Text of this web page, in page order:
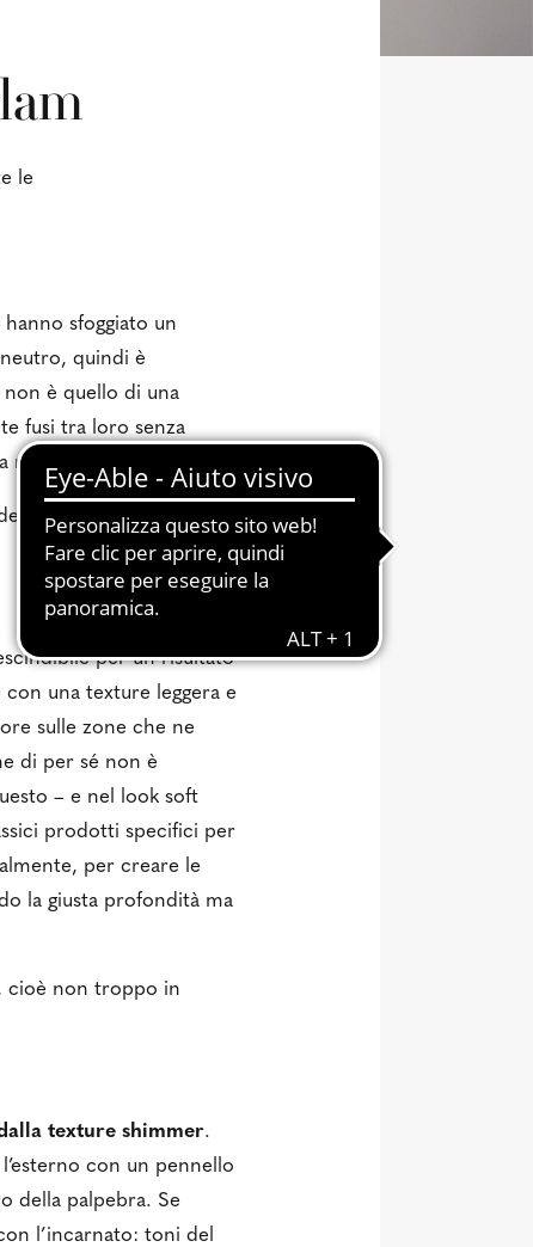
le
sfoggiato un
neutro, quindi è
è quello di una
fusi tra loro senza
non si vede).
per gradi e
per un risultato
una texture leggera e
sulle zone che ne
di per sé non è
– e nel look soft
prodotti specifici per
per creare le
la giusta profondità ma
cioè non troppo in
texture shimmer.
con un pennello
della palpebra. Se
l’incarnato: toni del